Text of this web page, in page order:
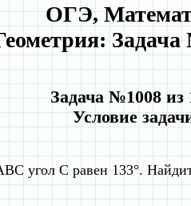
ОГЭ,
Задача №1008 из
Условие
угол C равен 133°.